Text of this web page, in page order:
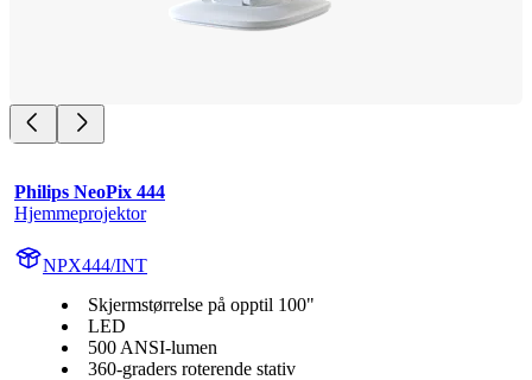
Philips NeoPix 444
Hjemmeprojektor
NPX444/INT
Skjermstørrelse på opptil 100"
LED
500 ANSI-lumen
360-graders roterende stativ